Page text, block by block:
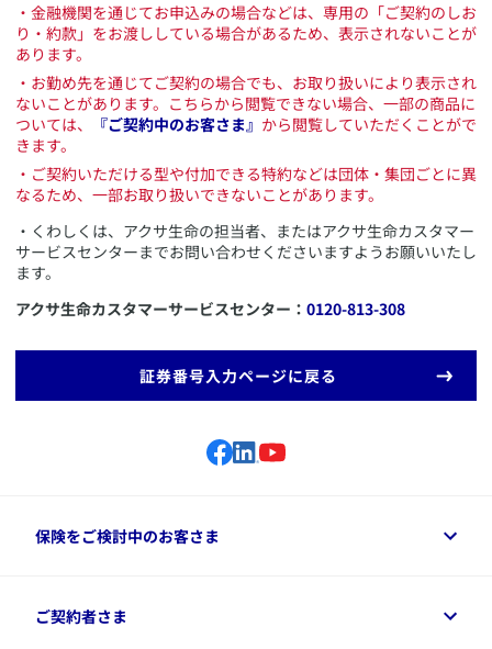
・金融機関を通じてお申込みの場合などは、専用の「ご契約のしお
り・約款」をお渡ししている場合があるため、表示されないことが
あります。
・お勤め先を通じてご契約の場合でも、お取り扱いにより表示され
ないことがあります。こちらから閲覧できない場合、一部の商品に
ついては、
『ご契約中のお客さま』 から閲覧していただくことがで
きます。
・ご契約いただける型や付加できる特約などは団体・集団ごとに異
なるため、一部お取り扱いできないことがあります。
・くわしくは、アクサ生命の担当者、またはアクサ生命カスタマー
サービスセンターまでお問い合わせくださいますようお願いいたし
ます。
アクサ生命カスタマーサービスセンター： 0120-813-308
証券番号入力ページに戻る
保険をご検討中のお客さま
保険をご検討中のお客さまトップ
ご契約者さま